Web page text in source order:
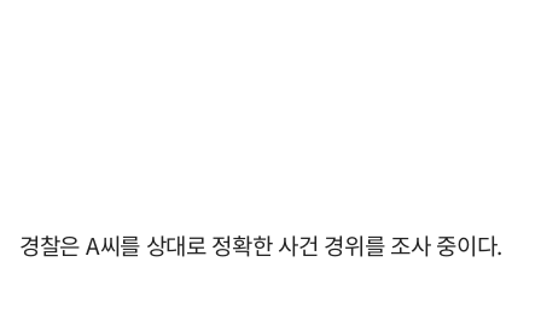
경찰은 A씨를 상대로 정확한 사건 경위를 조사 중이다.